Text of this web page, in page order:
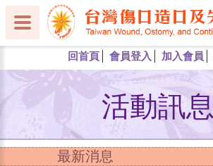
回首頁 會員登入 加入會員
活動訊息
最新消息